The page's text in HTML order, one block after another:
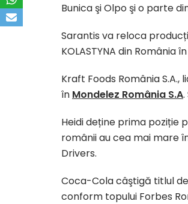
Bunica şi Olpo şi o parte
Sarantis va reloca
KOLASTYNA din România
Kraft Foods România
în Mondelez România S.A
Heidi deține prima poziție
românii au cea mai mare
Drivers.
Coca-Cola câştigă titlul de
conform topului Forbes